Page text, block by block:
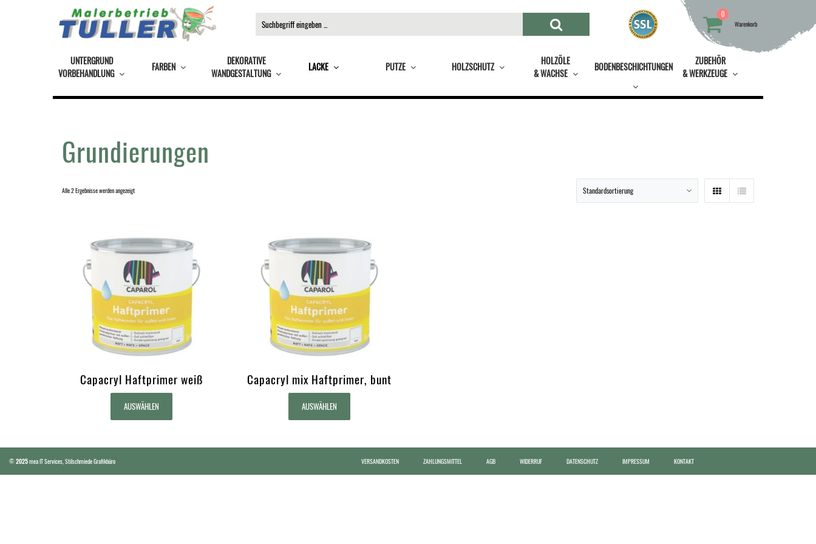
0
Warenkorb
UNTERGRUND
VORBEHANDLUNG
FARBEN
DEKORATIVE
WANDGESTALTUNG
LACKE PUTZE HOLZSCHUTZ
HOLZÖLE
& WACHSE
BODENBESCHICHTUNGEN
ZUBEHÖR
& WERKZEUGE
Grundierungen
Alle 2 Ergebnisse werden angezeigt
Capacryl Haftprimer weiß
AUSWÄHLEN
Capacryl mix Haftprimer, bunt
AUSWÄHLEN
©2025mea IT Services,Stilschmiede Grafikbüro VERSANDKOSTEN ZAHLUNGSMITTEL AGB WIDERRUF DATENSCHUTZ IMPRESSUM KONTAKT